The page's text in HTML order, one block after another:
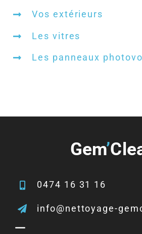
Vos extérieurs
Les vitres
Les panneaux
Gem’
0474 16 31 16
info@nettoyage-